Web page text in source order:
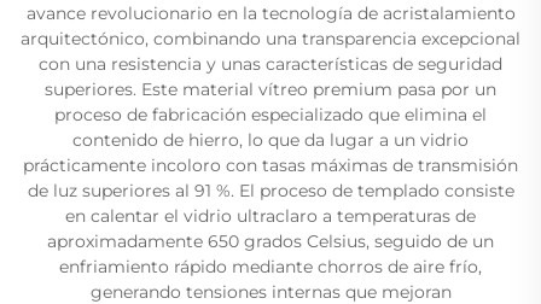
avance revolucionario en la tecnología de acristalamiento
arquitectónico, combinando una transparencia excepcional
con una resistencia y unas características de seguridad
superiores. Este material vítreo premium pasa por un
proceso de fabricación especializado que elimina el
contenido de hierro, lo que da lugar a un vidrio
prácticamente incoloro con tasas máximas de transmisión
de luz superiores al 91 %. El proceso de templado consiste
en calentar el vidrio ultraclaro a temperaturas de
aproximadamente 650 grados Celsius, seguido de un
enfriamiento rápido mediante chorros de aire frío,
generando tensiones internas que mejoran